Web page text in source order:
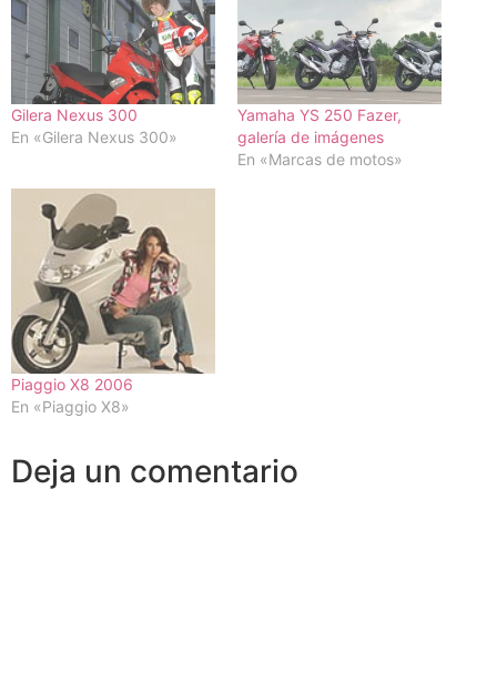
Gilera Nexus 300
En «Gilera Nexus 300»
Yamaha YS 250 Fazer,
galería de imágenes
En «Marcas de motos»
Piaggio X8 2006
En «Piaggio X8»
Deja un comentario